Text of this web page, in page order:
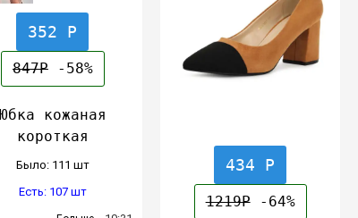
352 Р
847Р-58%
Юбка кожаная
короткая
Было: 111 шт
Есть: 107 шт
434 Р
1219Р-64%